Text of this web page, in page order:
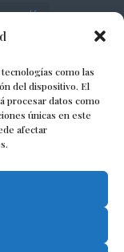
como las
del dispositivo. El
procesar datos como
únicas en este
afectar
del motor
de vehículos
automotriz